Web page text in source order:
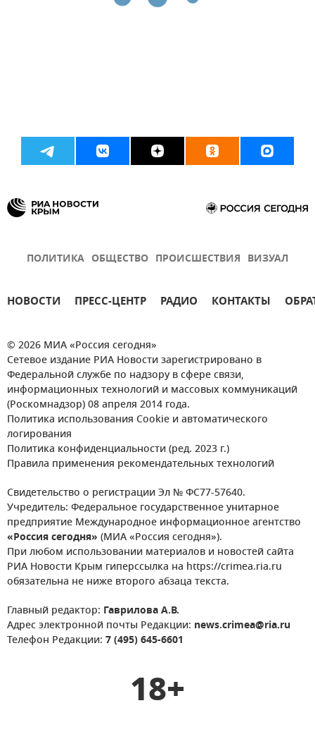
ПОЛИТИКА ОБЩЕСТВО ПРОИСШЕСТВИЯ ВИЗУАЛ
НОВОСТИ ПРЕСС-ЦЕНТР РАДИО КОНТАКТЫ
© 2026 МИА «Россия сегодня»
Сетевое издание РИА Новости зарегистрировано в
Федеральной службе по надзору в сфере связи,
информационных технологий и массовых коммуникаций
(Роскомнадзор) 08 апреля 2014 года.
Политика использования Cookie и автоматического
логирования
Политика конфиденциальности (ред. 2023 г.)
Правила применения рекомендательных технологий
Свидетельство о регистрации Эл № ФС77-57640.
Учредитель: Федеральное государственное унитарное
предприятие Международное информационное агентство
«Россия сегодня» (МИА «Россия сегодня»).
При любом использовании материалов и новостей сайта
РИА Новости Крым гиперссылка на https://crimea.ria.ru
обязательна не ниже второго абзаца текста.
Главный редактор: Гаврилова А.В.
Адрес электронной почты Редакции: news.crimea@ria.ru
Телефон Редакции: 7 (495) 645-6601
18+